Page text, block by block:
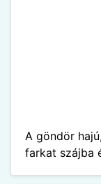
A göndör
farkat szájba